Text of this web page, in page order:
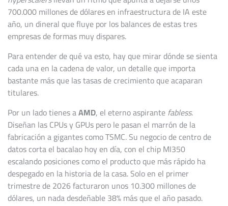
700.000 millones de dólares en infraestructura de IA este
año, un dineral que fluye por los balances de estas tres
empresas de formas muy dispares.
Para entender de qué va esto, hay que mirar dónde se sienta
cada una en la cadena de valor, un detalle que importa
bastante más que las tasas de crecimiento que acaparan
titulares.
Por un lado tienes aAMD, el eterno aspirantefabless.
Diseñan las CPUs y GPUs pero le pasan el marrón de la
fabricación a gigantes como TSMC. Su negocio de centro de
datos corta el bacalao hoy en día, con el chip MI350
escalando posiciones como el producto que más rápido ha
despegado en la historia de la casa. Solo en el primer
trimestre de 2026 facturaron unos 10.300 millones de
dólares, un nada desdeñable 38% más que el año pasado.